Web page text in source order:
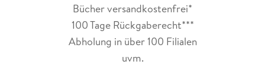
Bücher versandkostenfrei*
100 Tage Rückgaberecht***
Abholung in über 100 Filialen
uvm.